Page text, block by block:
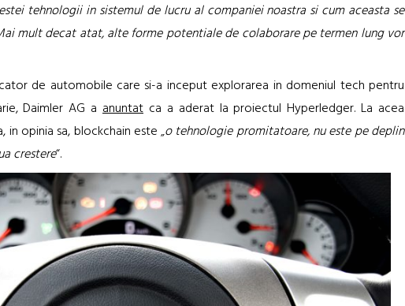
tehnologii in sistemul de lucru al companiei noastra si cum aceasta se
mult decat atat, alte forme potentiale de colaborare pe termen lung vor
de automobile care si-a inceput explorarea in domeniul tech pentru
Daimler AG a anuntat ca a aderat la proiectul Hyperledger. La acea
opinia sa, blockchain este „o tehnologie promitatoare, nu este pe deplin
crestere“.